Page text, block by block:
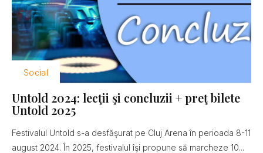
Social
Untold 2024: lecţii şi concluzii + preţ bilete
Untold 2025
Festivalul Untold s-a desfăşurat pe Cluj Arena în perioada 8-11
august 2024. În 2025, festivalul îşi propune să marcheze 10...